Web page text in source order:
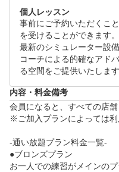
●体験レッスンスケジュ
月~日 09:00～21:00
※ご希望の日時をリク
。追ってご連絡差し上
●当日の流れ
・体験レッスン(60分)
└　お客様のお悩みを
。
・施設案内、料金のご
個人レッスン
事前にご予約いただくこ
を受けることができます。
最新のシミュレーター設
コーチによる的確なアド
る空間をご提供いたします
内容・料金備考
会員になると、すべての店
※ご加入プランによっては利
-通い放題プラン料金一覧-
●ブロンズプラン
お一人での練習がメインの